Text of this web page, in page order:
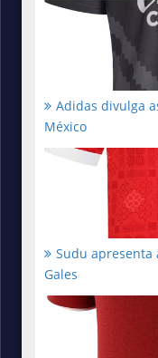
Adidas divulga
México
Sudu apresenta
Gales